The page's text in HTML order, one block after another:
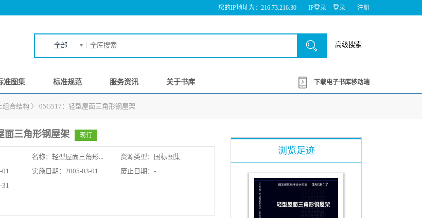
您的IP地址为：216.73.216.30 IP登录 登录 注册
全部 高级搜索
准图集 标准规范 服务资讯 关于书库 下载电子书库移动端
组合结构 〉 05G517：轻型屋面三角形钢屋架
面三角形钢屋架 现行
名称： 轻型屋面三角形...
资源类型：国标图集
01
实施日期：2005-03-01
废止日期：-
31
浏览足迹